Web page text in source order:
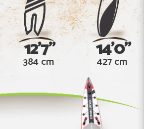
12'7"
384 cm 14'0"
427 cm